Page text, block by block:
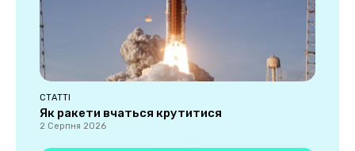
СТАТТІ
Як ракети вчаться крутитися
2 Серпня 2026